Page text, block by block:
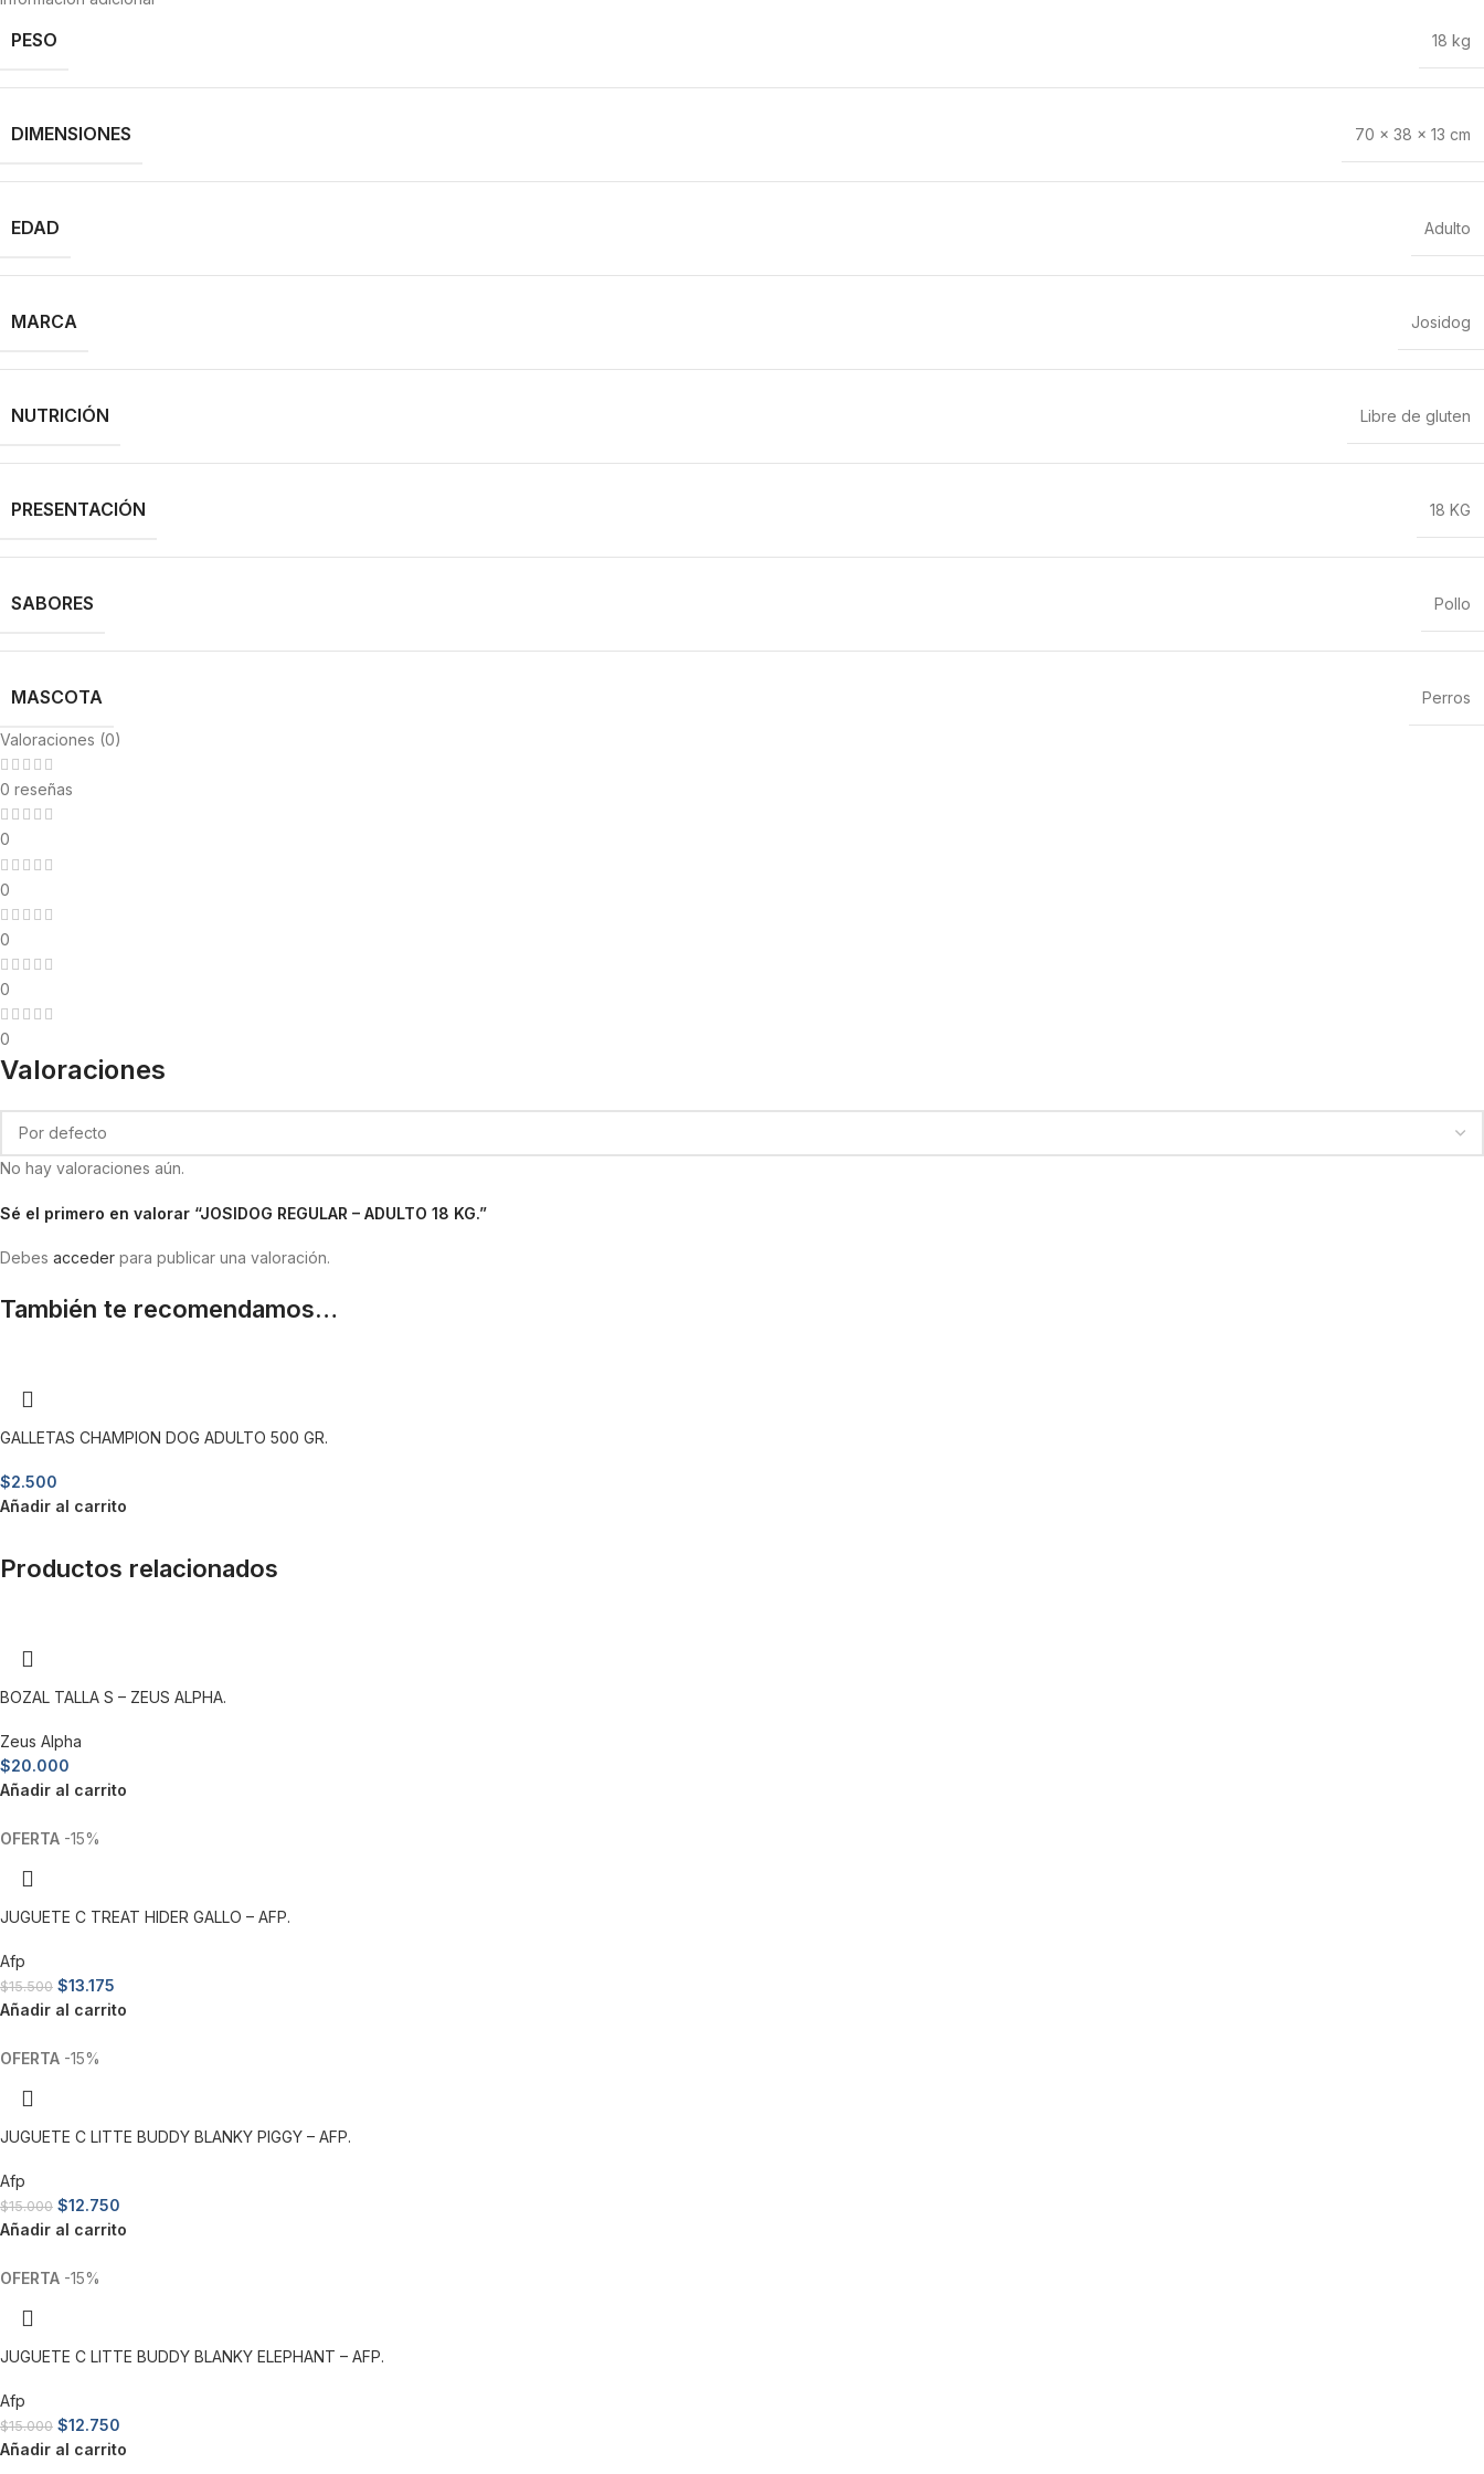
PESO 18 kg
DIMENSIONES 70 × 38 × 13 cm
EDAD Adulto
MARCA Josidog
NUTRICIÓN Libre de gluten
PRESENTACIÓN 18 KG
SABORES Pollo
MASCOTA Perros
Valoraciones (0)
0 reseñas
0
0
0
0
0
Valoraciones
No hay valoraciones aún.
Sé el primero en valorar “JOSIDOG REGULAR – ADULTO 18 KG.”
Debes acceder para publicar una valoración.
También te recomendamos…
GALLETAS CHAMPION DOG ADULTO 500 GR.
$2.500
Añadir al carrito
Productos relacionados
BOZAL TALLA S – ZEUS ALPHA.
Zeus Alpha
$20.000
Añadir al carrito
-15%
JUGUETE C TREAT HIDER GALLO – AFP.
Afp
$15.500 $13.175
Añadir al carrito
-15%
JUGUETE C LITTE BUDDY BLANKY PIGGY – AFP.
Afp
$15.000 $12.750
Añadir al carrito
-15%
JUGUETE C LITTE BUDDY BLANKY ELEPHANT – AFP.
Afp
$15.000 $12.750
Añadir al carrito